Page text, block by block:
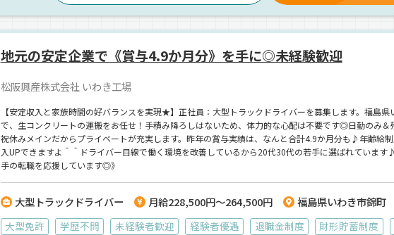
地元の安定企業で《賞与4.9か月分》を手に◎未経験歓迎
松阪興産株式会社 いわき工場
【安定収入と家族時間の好バランスを実現★】正社員：大型トラックドライバーを募集します。福島
で、生コンクリートの運搬をお任せ！手積み降ろしはないため、体力的な心配は不要です◎日勤のみ
祝休みメインだからプライベートが充実します。昨年の賞与実績は、なんと合計4.9か月分も♪年齢給
入UPできますよ＾＾ドライバー目線で働く環境を改善しているから20代30代の若手に選ばれていま
手の転職を応援しています◎》
大型トラックドライバー 月給228,500円～264,500円 福島県いわき市錦町
大型免許 学歴不問 未経験者歓迎 経験者優遇 退職金制度 財形貯蓄制度